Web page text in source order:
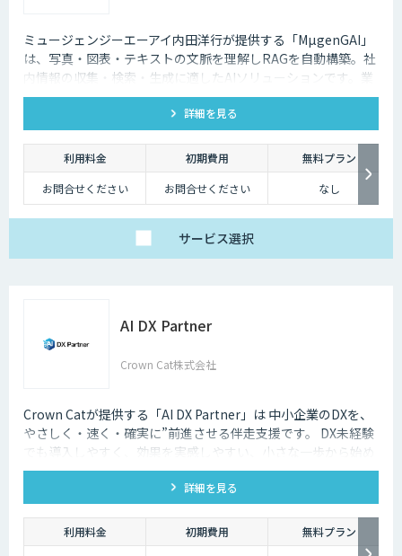
ミュージェンジーエーアイ内田洋行が提供する「MµgenGAI」
は、写真・図表・テキストの文脈を理解しRAGを自動構築。社
内情報の収集・検索・生成に適したAIソリューションです。業
種を問わず業務効率とナレッジ活用を支援します。
詳細を見る
利用料金 初期費用
無料プラン
お問合せください
お問合せください なし
サービス選択
AI DX Partner
Crown Cat株式会社
Crown Catが提供する「AI DX Partner」は 中小企業のDXを、
やさしく・速く・確実に”前進させる伴走支援です。 DX未経験
でも導入しやすく、効果を実感しやすい、小さな一歩から始め
るDX支援サービスです。 AI DX Partnerは、大手企業のDX支援
で培ったノウハウをベースに、 地方・中小企業のための“現実
的なDX”を設計・実装・運用まで一貫して支援いたします。 私
たちは、コンサル×開発×AIの力で、現場に寄り添った 『ちょ
うどいいDX』を実現します。
詳細を見る
利用料金 初期費用 無料プラン